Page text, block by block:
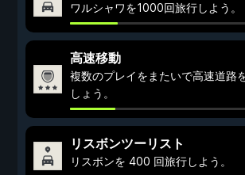
ワルシャワを1000回旅行しよう。
高速移動
複数のプレイをまたいで高速道路
しょう。
リスボンツーリスト
リスボンを 400 回旅行しよう。